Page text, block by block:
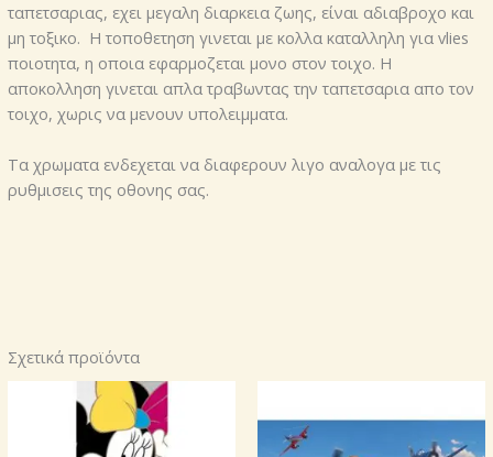
ταπετσαριας, εχει μεγαλη διαρκεια ζωης, είναι αδιαβροχο και
μη τοξικο. Η τοποθετηση γινεται με κολλα καταλληλη για vlies
ποιοτητα, η οποια εφαρμοζεται μονο στον τοιχο. Η
αποκολληση γινεται απλα τραβωντας την ταπετσαρια απο τον
τοιχο, χωρις να μενουν υπολειμματα.
Τα χρωματα ενδεχεται να διαφερουν λιγο αναλογα με τις
ρυθμισεις της οθονης σας.
Σχετικά προϊόντα